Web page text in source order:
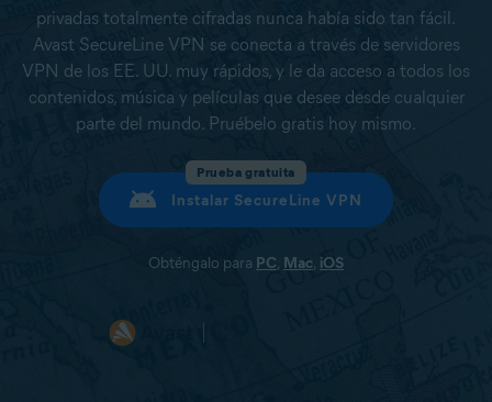
privadas totalmente cifradas nunca había sido tan fácil.
Avast SecureLine VPN se conecta a través de servidores
VPN de los EE. UU. muy rápidos, y le da acceso a todos los
contenidos, música y películas que desee desde cualquier
parte del mundo. Pruébelo gratis hoy mismo.
Prueba gratuita
Instalar SecureLine VPN
Obténgalo para PC, Mac, iOS